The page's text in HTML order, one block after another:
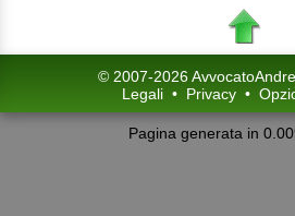
© 2007-2026
Legali • Privacy •
Pagina generata in